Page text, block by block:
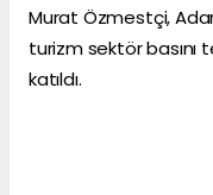
Murat Özmestçi,
turizm sektör basını
katıldı.